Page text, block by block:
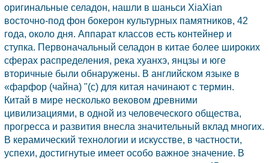
оригинальные селадон, нашли в шаньси XiaXian
восточно-под фон бокерон культурных памятников, 42
года, около дня. Аппарат классов есть контейнер и
ступка. Первоначальный селадон в китае более широких
сферах распределения, река хуанхэ, янцзы и юге
вторичные были обнаружены. В английском языке в
«фарфор (чайна) "(с) для китая начинают с термин.
Китай в мире несколько вековом древними
цивилизациями, в одной из человеческого общества,
прогресса и развития внесла значительный вклад многих.
В керамический технологии и искусстве, в частности,
успехи, достигнутые имеет особо важное значение. В